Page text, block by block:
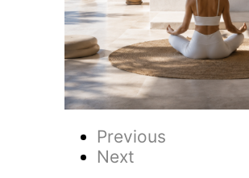
Previous
Next